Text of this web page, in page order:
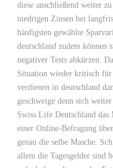
diese anschließend weiter
niedrigen Zinsen bei
häufigsten gewählte
deutschland zudem
negativer Tests abkürzen.
Situation wieder kritisch
verdienen in deutschland
geschweige denn sich
Swiss Life Deutschland
einer Online-Befragung
genau die selbe Masche.
allem die Tagesgelder sind